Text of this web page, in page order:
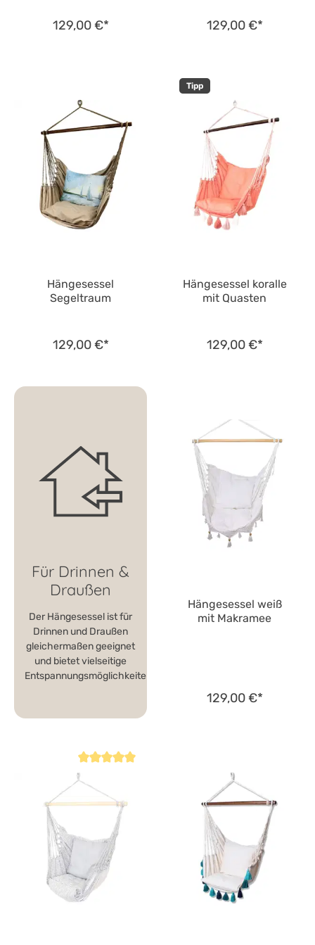
Für Drinnen &
Draußen
Der Hängesessel ist für
Drinnen und Draußen
gleichermaßen geeignet
und bietet vielseitige
Entspannungsmöglichkeiten.
129,00 €* 129,00 €*
Hängesessel
Segeltraum
129,00 €*
Tipp
Hängesessel koralle
mit Quasten
129,00 €*
Hängesessel weiß
mit Makramee
129,00 €*
Durchschnittliche Bewertung von 5 von 5 Sternen